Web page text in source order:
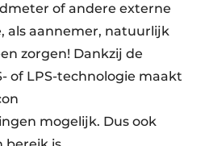
of andere externe
als aannemer, natuurlijk
zorgen! Dankzij de
of LPS-technologie maakt
mogelijk. Dus ook